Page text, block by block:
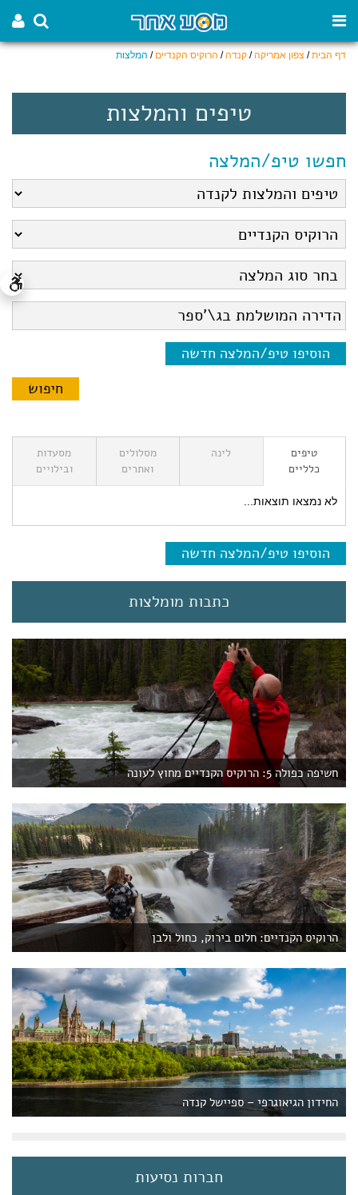
דף הבית/ צפון אמריקה/ קנדה/ הרוקיס הקנדיים / המלצות
טיפים והמלצות
חפשו טיפ/המלצה
הוסיפו טיפ/המלצה חדשה
טיפים
כלליים
לינה
מסלולים
ואתרים
מסעדות
ובילויים
לא נמצאו תוצאות...
הוסיפו טיפ/המלצה חדשה
כתבות מומלצות
חשיפה כפולה 5: הרוקיס הקנדיים מחוץ לעונה
הרוקיס הקנדיים: חלום בירוק, כחול ולבן
החידון הגיאוגרפי – ספיישל קנדה
חברות נסיעות